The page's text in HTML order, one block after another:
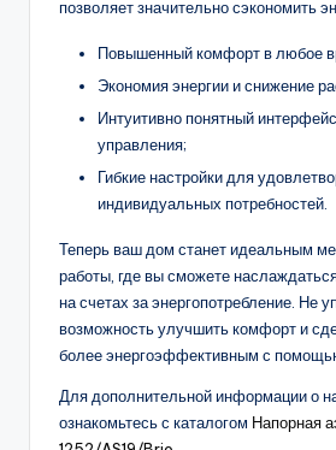
позволяет значительно сэкономить
Повышенный комфорт в любое
Экономия энергии и снижение
Интуитивно понятный
управления;
Гибкие настройки для
индивидуальных потребностей.
Теперь ваш дом станет идеальным
работы, где вы сможете
на счетах за энергопотребление. Не
возможность улучшить комфорт и
более энергоэффективным с
Для дополнительной информации о
ознакомьтесь с каталогом Напорная